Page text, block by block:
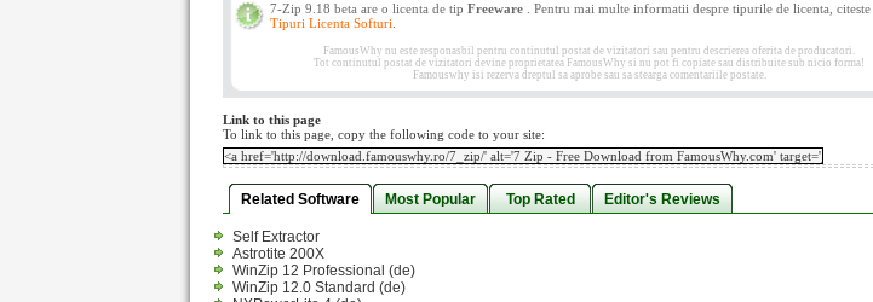
7-Zip 9.18 beta are o licenta de tip Freeware
. Pentru mai multe informatii despre tipurile de licenta, citeste
Tipuri Licenta Softuri
FamousWhy nu este responasbil pentru continutul postat de vizitatori sau pentru descrierea oferita de producatori.
Tot continutul postat de vizitatori devine proprietatea FamousWhy si nu pot fi copiate sau distribuite sub nicio forma!
Famouswhy isi rezerva dreptul sa aprobe sau sa stearga comentariile postate.
Link to this page
To link to this page, copy the following code to your site:
Related Software Most Popular Top Rated Editor's Reviews
Self Extractor
Astrotite 200X
WinZip 12 Professional (de)
WinZip 12.0 Standard (de)